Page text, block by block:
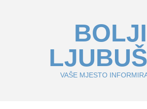
BOLJI
VAŠE MJESTO